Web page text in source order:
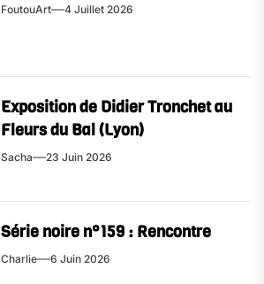
FoutouArt 4 Juillet 2026
Exposition de Didier Tronchet au
Fleurs du Bal (Lyon)
Sacha 23 Juin 2026
Série noire n°159 : Rencontre
Charlie 6 Juin 2026